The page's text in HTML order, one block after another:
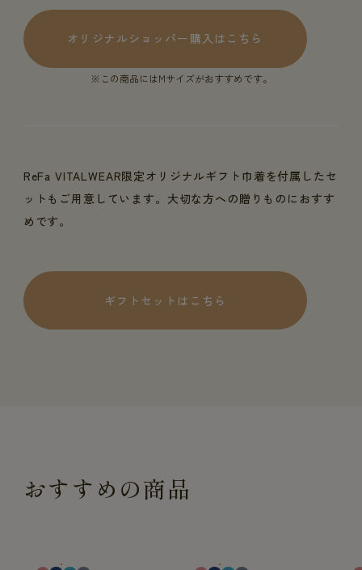
オリジナルショッパー購入はこちら
※この商品にはMサイズがおすすめです。
ReFa VITALWEAR限定オリジナルギフト巾着を付属したセ
ットもご用意しています。大切な方への贈りものにおすす
めです。
ギフトセットはこちら
おすすめの商品